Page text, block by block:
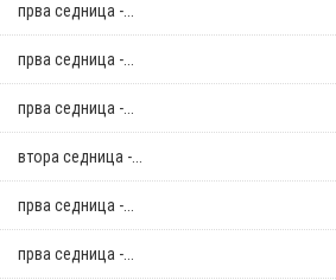
прва седница -...
прва седница -...
прва седница -...
втора седница -...
прва седница -...
прва седница -...